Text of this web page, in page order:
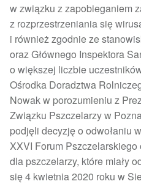
w związku z zapobieganiem
z rozprzestrzeniania się
i również zgodnie ze
oraz Głównego Inspektora
o większej liczbie
Ośrodka Doradztwa
Nowak w porozumieniu z
Związku Pszczelarzy w
podjęli decyzję o odwołaniu
XXVI Forum
dla pszczelarzy, które miały
się 4 kwietnia 2020 roku w